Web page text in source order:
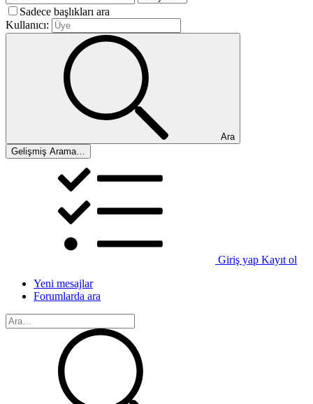
Sadece başlıkları ara
Kullanıcı:
Ara
Gelişmiş Arama…
Giriş yap Kayıt ol
Yeni mesajlar
Forumlarda ara